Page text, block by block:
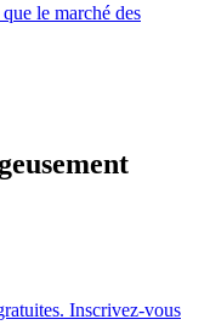
le marché des
Inscrivez-vous